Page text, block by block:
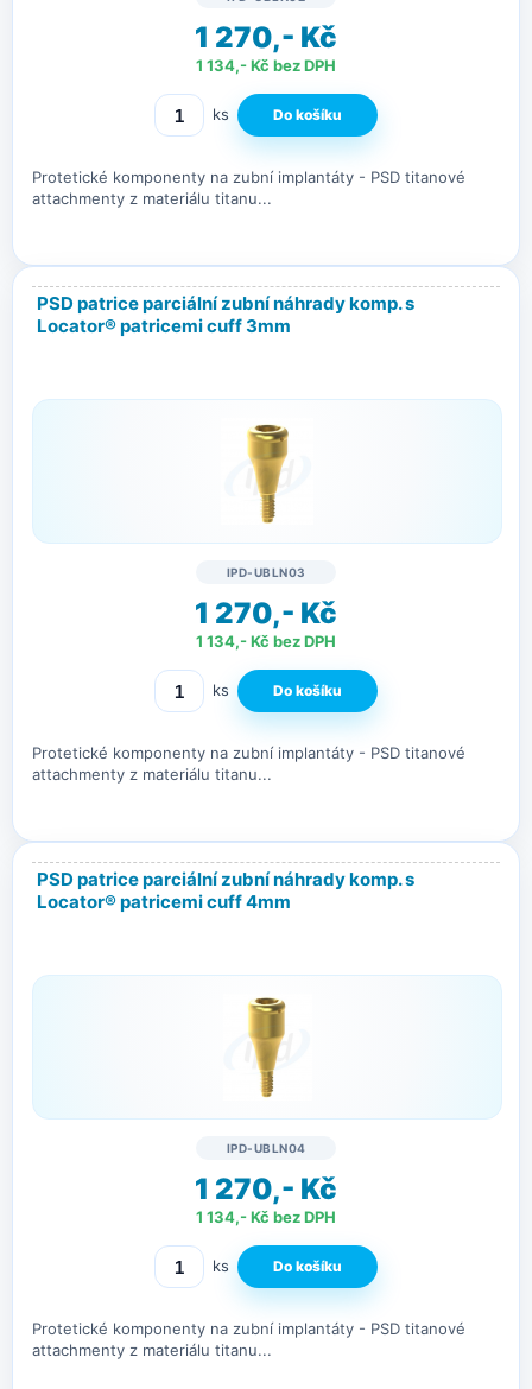
1 270,- Kč
1 134,- Kč bez DPH
ks
Protetické komponenty na zubní implantáty - PSD titanové
attachmenty z materiálu titanu...
PSD patrice parciální zubní náhrady komp. s
Locator® patricemi cuff 3mm
IPD-UBLN03
1 270,- Kč
1 134,- Kč bez DPH
ks
Protetické komponenty na zubní implantáty - PSD titanové
attachmenty z materiálu titanu...
PSD patrice parciální zubní náhrady komp. s
Locator® patricemi cuff 4mm
IPD-UBLN04
1 270,- Kč
1 134,- Kč bez DPH
ks
Protetické komponenty na zubní implantáty - PSD titanové
attachmenty z materiálu titanu...